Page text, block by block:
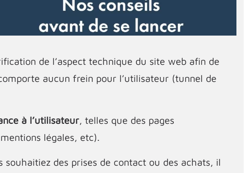
de l’aspect technique du site web afin de
aucun frein pour l’utilisateur (tunnel de
à l’utilisateur, telles que des pages
légales, etc).
des prises de contact ou des achats, il